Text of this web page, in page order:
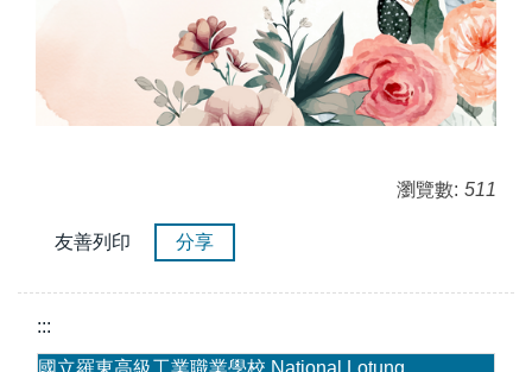
瀏覽數: 511
友善列印 分享
:::
國立羅東高級工業職業學校 National Lotung